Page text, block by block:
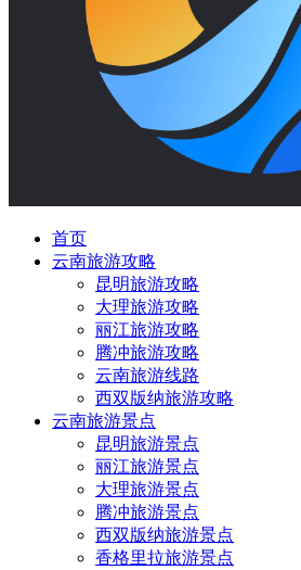
首页
云南旅游攻略
昆明旅游攻略
大理旅游攻略
丽江旅游攻略
腾冲旅游攻略
云南旅游线路
西双版纳旅游攻略
云南旅游景点
昆明旅游景点
丽江旅游景点
大理旅游景点
腾冲旅游景点
西双版纳旅游景点
香格里拉旅游景点